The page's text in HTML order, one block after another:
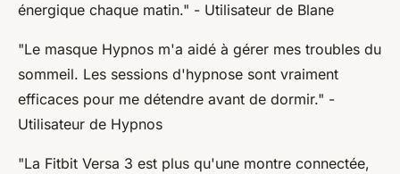
énergique chaque matin." - Utilisateur de Blane
"Le masque Hypnos m'a aidé à gérer mes troubles du
sommeil. Les sessions d'hypnose sont vraiment
efficaces pour me détendre avant de dormir." -
Utilisateur de Hypnos
"La Fitbit Versa 3 est plus qu'une montre connectée,